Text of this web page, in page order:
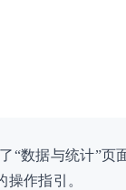
“数据与统计”页
操作指引。